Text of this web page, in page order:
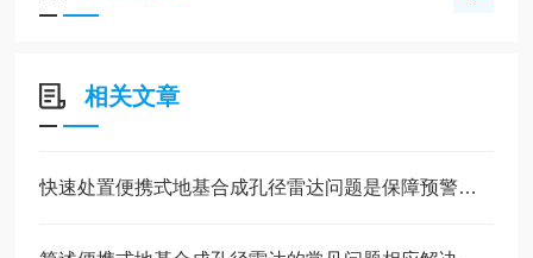
相关文章
快速处置便携式地基合成孔径雷达问题是保障预警系统可靠运行的关键